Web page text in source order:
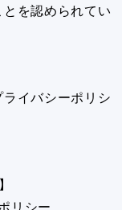
を認められてい
イバシーポリシ